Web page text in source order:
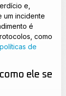
e,
um incidente
é
como
políticas de
ele se